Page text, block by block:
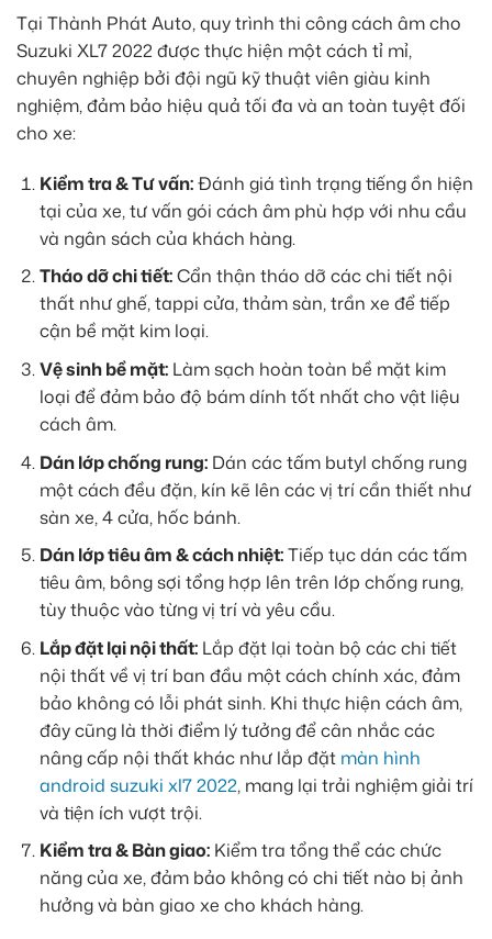
Tại Thành Phát Auto, quy trình thi công cách âm cho
Suzuki XL7 2022 được thực hiện một cách tỉ mỉ,
chuyên nghiệp bởi đội ngũ kỹ thuật viên giàu kinh
nghiệm, đảm bảo hiệu quả tối đa và an toàn tuyệt đối
cho xe:
Kiểm tra & Tư vấn:Đánh giá tình trạng tiếng ồn hiện
tại của xe, tư vấn gói cách âm phù hợp với nhu cầu
và ngân sách của khách hàng.
Tháo dỡ chi tiết:Cẩn thận tháo dỡ các chi tiết nội
thất như ghế, tappi cửa, thảm sàn, trần xe để tiếp
cận bề mặt kim loại.
Vệ sinh bề mặt:Làm sạch hoàn toàn bề mặt kim
loại để đảm bảo độ bám dính tốt nhất cho vật liệu
cách âm.
Dán lớp chống rung:Dán các tấm butyl chống rung
một cách đều đặn, kín kẽ lên các vị trí cần thiết như
sàn xe, 4 cửa, hốc bánh.
Dán lớp tiêu âm & cách nhiệt:Tiếp tục dán các tấm
tiêu âm, bông sợi tổng hợp lên trên lớp chống rung,
tùy thuộc vào từng vị trí và yêu cầu.
Lắp đặt lại nội thất:Lắp đặt lại toàn bộ các chi tiết
nội thất về vị trí ban đầu một cách chính xác, đảm
bảo không có lỗi phát sinh. Khi thực hiện cách âm,
đây cũng là thời điểm lý tưởng để cân nhắc các
nâng cấp nội thất khác như lắp đặt màn hình
android suzuki xl7 2022, mang lại trải nghiệm giải trí
và tiện ích vượt trội.
Kiểm tra & Bàn giao:Kiểm tra tổng thể các chức
năng của xe, đảm bảo không có chi tiết nào bị ảnh
hưởng và bàn giao xe cho khách hàng.